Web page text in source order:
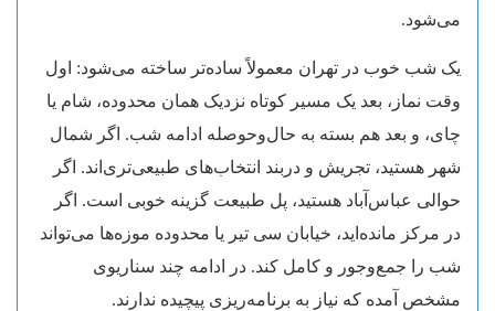
می‌شود.
یک شب خوب در تهران معمولاً ساده‌تر ساخته می‌شود: اول
وقت نماز، بعد یک مسیر کوتاه نزدیک همان محدوده، شام یا
چای، و بعد هم بسته به حال‌وحوصله ادامه شب. اگر شمال
شهر هستید، تجریش و دربند انتخاب‌های طبیعی‌تری‌اند. اگر
حوالی عباس‌آباد هستید، پل طبیعت گزینه خوبی است. اگر
در مرکز مانده‌اید، خیابان سی تیر یا محدوده موزه‌ها می‌تواند
شب را جمع‌وجور و کامل کند. در ادامه چند سناریوی
مشخص آمده که نیاز به برنامه‌ریزی پیچیده ندارند.